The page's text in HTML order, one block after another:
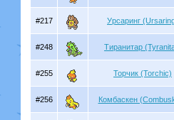
#217 Урсаринг
#248 Тиранитар
#255 Торчик (Torchic)
#256 Комбаскен